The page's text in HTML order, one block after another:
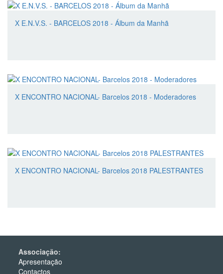
X E.N.V.S. - BARCELOS 2018 - Álbum da Manhã
X ENCONTRO NACIONAL- Barcelos 2018 - Moderadores
X ENCONTRO NACIONAL- Barcelos 2018 PALESTRANTES
Associação:
Apresentação
Contactos